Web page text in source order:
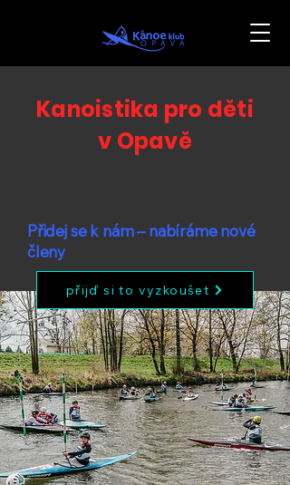
Kanoistika pro děti
v Opavě
Přidej se k nám – nabíráme nové
členy
přijď si to vyzkoušet